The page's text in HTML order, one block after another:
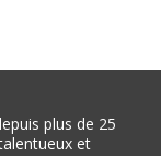
plus de 25
et